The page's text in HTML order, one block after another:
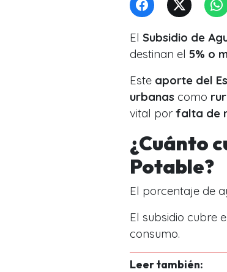
El Subsidio de
destinan el 5% o
Este aporte del
urbanas como
vital por falta de
¿Cuánto
Potable?
El porcentaje de
El subsidio cubre
consumo.
Leer también: